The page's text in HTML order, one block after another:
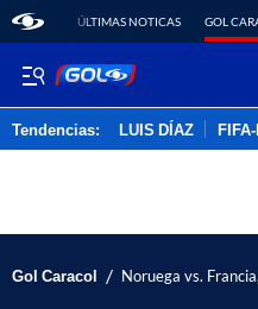
ÚLTIMAS NOTICAS GOL
Tendencias: LUIS DÍAZ
Gol Caracol / Noruega vs.